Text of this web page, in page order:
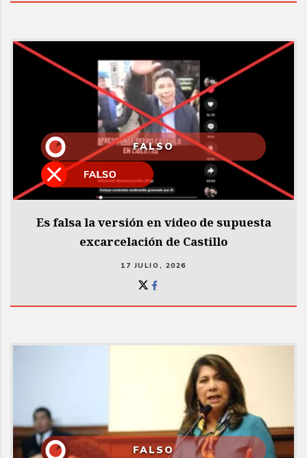
FALSO
Es falsa la versión en video de supuesta
excarcelación de Castillo
17 JULIO, 2026
FALSO